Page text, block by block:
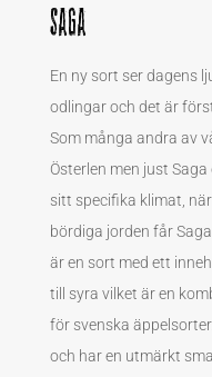
Saga
En ny sort ser dagens
odlingar och det är
Som många andra av
Österlen men just
sitt specifika klimat,
bördiga jorden får
är en sort med ett
till syra vilket är en
för svenska
och har en utmärkt